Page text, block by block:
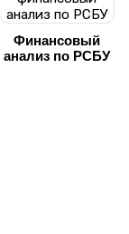
Финансовый
анализ по РСБУ